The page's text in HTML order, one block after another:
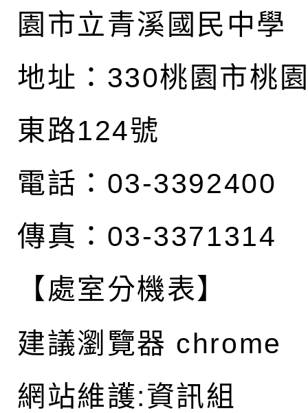
園市立青溪國民中學
地址： 330桃園市桃
東路124號
電話：03-3392400
傳真：03-3371314
【處室分機表】
建議瀏覽器 chrome
網站維護:資訊組